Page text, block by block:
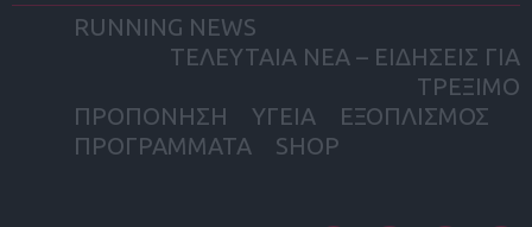
RUNNING NEWS
ΤΕΛΕΥΤΑΙΑ ΝΕΑ – ΕΙΔΗΣΕΙΣ ΓΙΑ
ΤΡΕΞΙΜΟ
ΠΡΟΠΟΝΗΣΗ
ΥΓΕΙΑ
ΕΞΟΠΛΙΣΜΟΣ
ΠΡΟΓΡΑΜΜΑΤΑ
SHOP